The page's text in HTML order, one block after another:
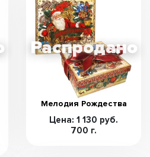
Мелодия Рождества
Цена: 1 130 руб.
700 г.